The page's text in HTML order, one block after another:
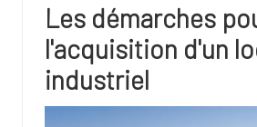
Les démarches
l'acquisition d'un
industriel